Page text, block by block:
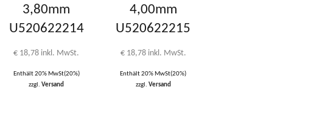
3,80mm
U520622214
€ 18,78 inkl. MwSt.
Enthält 20% MwSt(20%)
zzgl.Versand
4,00mm
U520622215
€18,78 inkl. MwSt.
Enthält 20% MwSt(20%)
zzgl. Versand